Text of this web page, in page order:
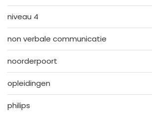
niveau 4
non verbale communicatie
noorderpoort
opleidingen
philips